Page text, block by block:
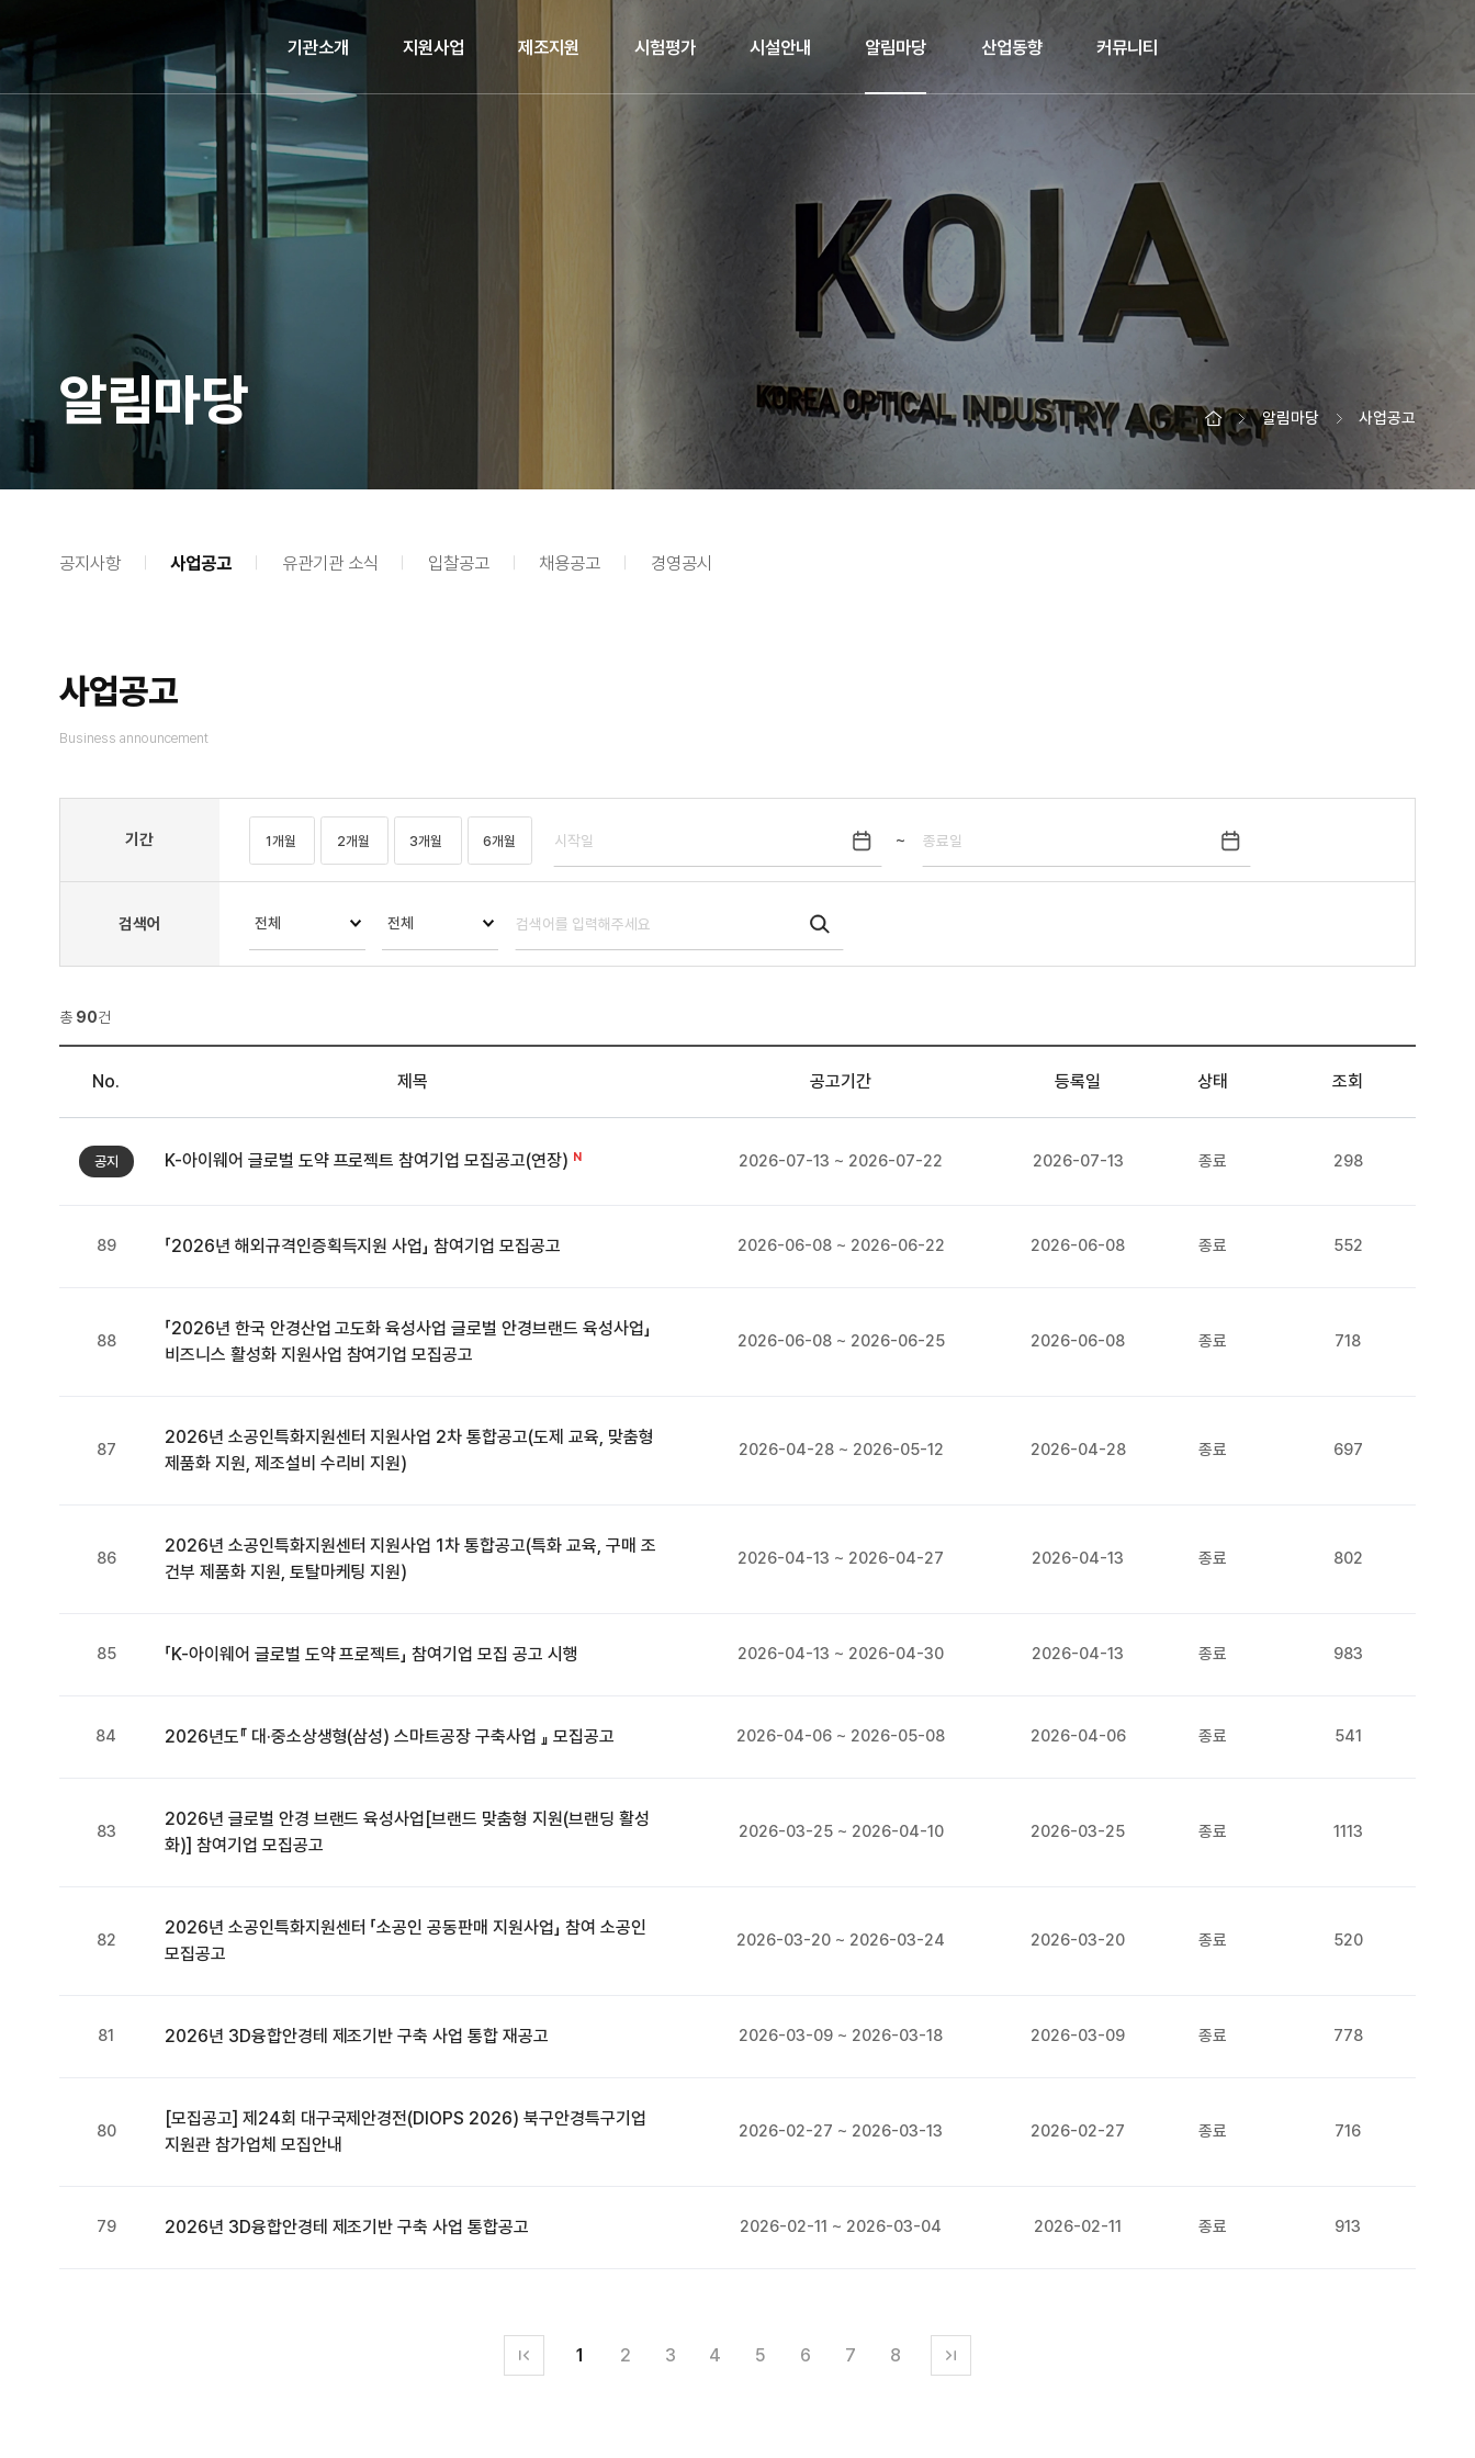
기관소개 지원사업 제조지원 시험평가 시설안내 알림마당 산업동향 커뮤니티
알림마당 알림마당 사업공고
공지사항 사업공고 유관기관 소식 입찰공고 채용공고 경영공시
사업공고
Business announcement
기간 1개월 2개월 3개월 6개월 ~
검색어
총 90건
No. 제목 공고기간 등록일 상태 조회
공지 K-아이웨어 글로벌 도약 프로젝트 참여기업 모집공고(연장) 2026-07-13 ~ 2026-07-22 2026-07-13 종료 298
89 「2026년 해외규격인증획득지원 사업」 참여기업 모집공고 2026-06-08 ~ 2026-06-22 2026-06-08 종료 552
88
「2026년 한국 안경산업 고도화 육성사업 글로벌 안경브랜드 육성사업」
비즈니스 활성화 지원사업 참여기업 모집공고
2026-06-08 ~ 2026-06-25 2026-06-08 종료 718
87
2026년 소공인특화지원센터 지원사업 2차 통합공고(도제 교육, 맞춤형
제품화 지원, 제조설비 수리비 지원)
2026-04-28 ~ 2026-05-12 2026-04-28 종료 697
86
2026년 소공인특화지원센터 지원사업 1차 통합공고(특화 교육, 구매 조
건부 제품화 지원, 토탈마케팅 지원)
2026-04-13 ~ 2026-04-27 2026-04-13 종료 802
85 「K-아이웨어 글로벌 도약 프로젝트」 참여기업 모집 공고 시행 2026-04-13 ~ 2026-04-30 2026-04-13 종료 983
84 2026년도『 대·중소상생형(삼성) 스마트공장 구축사업 』 모집공고 2026-04-06 ~ 2026-05-08 2026-04-06 종료 541
83
2026년 글로벌 안경 브랜드 육성사업[브랜드 맞춤형 지원(브랜딩 활성
화)] 참여기업 모집공고
2026-03-25 ~ 2026-04-10 2026-03-25 종료 1113
82
2026년 소공인특화지원센터 「소공인 공동판매 지원사업」 참여 소공인
모집공고
2026-03-20 ~ 2026-03-24 2026-03-20 종료 520
81 2026년 3D융합안경테 제조기반 구축 사업 통합 재공고 2026-03-09 ~ 2026-03-18 2026-03-09 종료 778
80
[모집공고] 제24회 대구국제안경전(DIOPS 2026) 북구안경특구기업
지원관 참가업체 모집안내
2026-02-27 ~ 2026-03-13 2026-02-27 종료 716
79 2026년 3D융합안경테 제조기반 구축 사업 통합공고 2026-02-11 ~ 2026-03-04 2026-02-11 종료 913
1 2 3 4 5 6 7 8